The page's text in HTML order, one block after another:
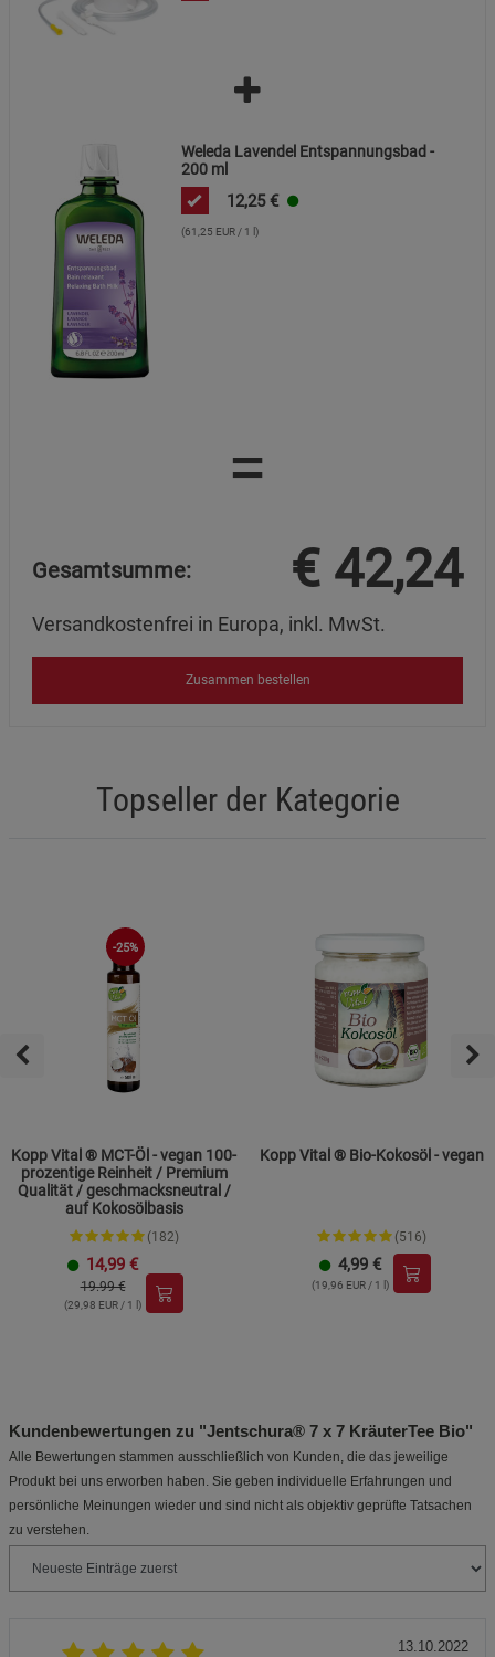
Weleda Lavendel Entspannungsbad -
200 ml
12,25 €
(61,25 EUR / 1 l)
=
Gesamtsumme: € 42,24
Versandkostenfrei in Europa, inkl. MwSt.
Zusammen bestellen
Topseller der Kategorie
-25%
Kopp Vital ® MCT-Öl - vegan 100-
prozentige Reinheit / Premium
Qualität / geschmacksneutral /
auf Kokosölbasis
(182)
14,99 €
19.99 €
(29,98 EUR / 1 l)
Kopp Vital ® Bio-Kokosöl - vegan
(516)
4,99 €
(19,96 EUR / 1 l)
Kundenbewertungen zu "Jentschura® 7 x 7 KräuterTee Bio"
Alle Bewertungen stammen ausschließlich von Kunden, die das jeweilige
Produkt bei uns erworben haben. Sie geben individuelle Erfahrungen und
persönliche Meinungen wieder und sind nicht als objektiv geprüfte Tatsachen
zu verstehen.
13.10.2022